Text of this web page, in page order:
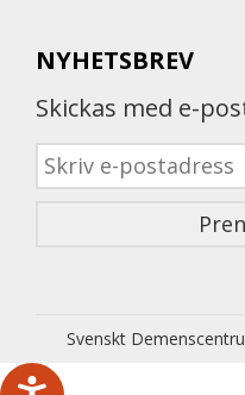
NYHETSBREV
Skickas med e-
Svenskt